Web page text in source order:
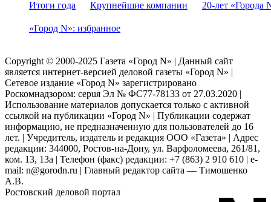
Итоги года
Крупнейшие компании 20-лет «Города
«Город N»: избранное
Copyright © 2000-2025 Газета «Город N» | Данный сайт
является интернет-версией деловой газеты «Город N» |
Сетевое издание «Город N» зарегистрировано
Роскомнадзором: серuя Эл № ФС77-78133 от 27.03.2020 |
Использование материалов допускается только с активной
ссылкой на публикации «Город N» | Публикации содержат
информацию, не предназначенную для пользователей до 16
лет. | Учредитель, издатель и редакция ООО «Газета» | Адрес
редакции: 344000, Ростов-на-Дону, ул. Варфоломеева, 261/81,
ком. 13, 13а | Телефон (факс) редакции: +7 (863) 2 910 610 | e-
mail: n@gorodn.ru | Главный редактор сайта — Тимошенко
А.В.
Ростовский деловой портал